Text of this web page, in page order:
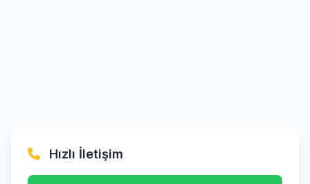
Hızlı İletişim